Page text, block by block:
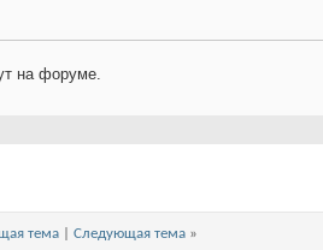
на форуме.
тема Следующая тема »